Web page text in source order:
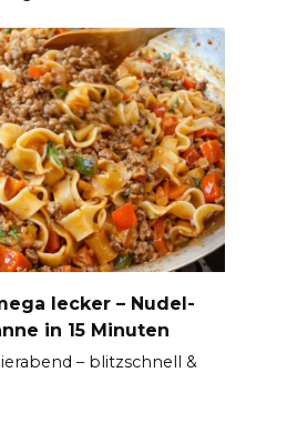
lecker – Nudel-
in 15 Minuten
– blitzschnell &